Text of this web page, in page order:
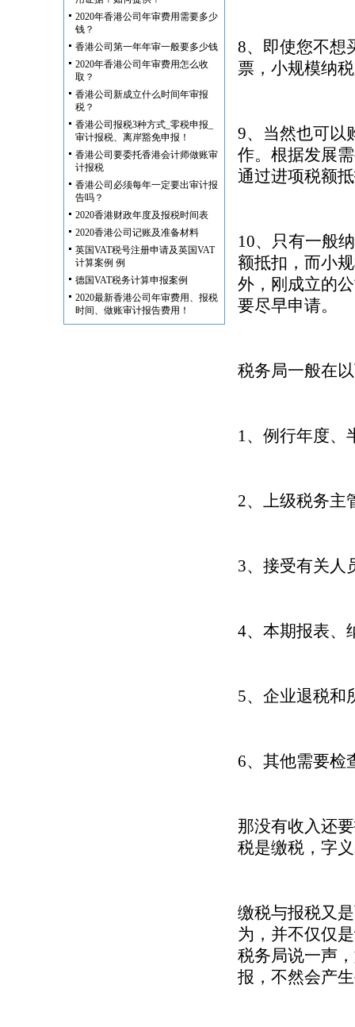
2020年香港公司年审费用需要多少
钱？
香港公司第一年年审一般要多少钱
2020年香港公司年审费用怎么收
取？
香港公司新成立什么时间年审报
税？
香港公司报税3种方式_零税申报_
审计报税、离岸豁免申报！
香港公司要委托香港会计师做账审
计报税
香港公司必须每年一定要出审计报
告吗？
2020香港财政年度及报税时间表
2020香港公司记账及准备材料
英国VAT税号注册申请及英国VAT
计算案例 例
德国VAT税务计算申报案例
2020最新香港公司年审费用、报税
时间、做账审计报告费用！
8、即使您不想
票，小规模纳
9、当然也可以
作。根据发展
通过进项税额
10、只有一般
额抵扣，而小
外，刚成立的
要尽早申请。
税务局一般在
1、例行年度、
2、上级税务主
3、接受有关人
4、本期报表、
5、企业退税和
6、其他需要检
那没有收入还
税是缴税，字
缴税与报税又
为，并不仅仅
税务局说一声
报，不然会产